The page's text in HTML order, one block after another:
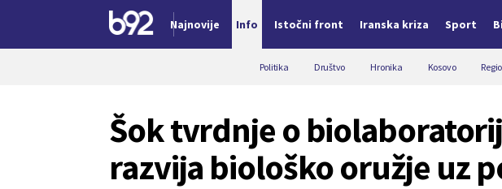
Najnovije Info Istočni front Iranska kriza Sport
Politika Društvo Hronika Kosovo
Šok tvrdnje o
razvija biološko oružje uz